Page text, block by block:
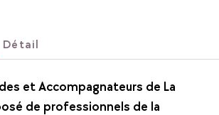
Détail
et Accompagnateurs de La
de professionnels de la